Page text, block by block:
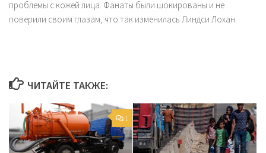
проблемы с кожей лица. Фанаты были шокированы и не
поверили своим глазам, что так изменилась Линдси Лохан.
ЧИТАЙТЕ ТАКЖЕ:
1